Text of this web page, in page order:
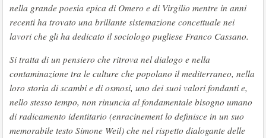
nella grande poesia epica di Omero e di Virgilio mentre in anni
recenti ha trovato una brillante sistemazione concettuale nei
lavori che gli ha dedicato il sociologo pugliese Franco Cassano.
Si tratta di un pensiero che ritrova nel dialogo e nella
contaminazione tra le culture che popolano il mediterraneo, nella
loro storia di scambi e di osmosi, uno dei suoi valori fondanti e,
nello stesso tempo, non rinuncia al fondamentale bisogno umano
di radicamento identitario (enracinement lo definisce in un suo
memorabile testo Simone Weil) che nel rispetto dialogante delle